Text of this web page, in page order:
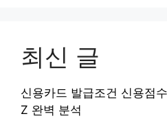
최신 글
신용카드 발급조건 신용점
Z 완벽 분석